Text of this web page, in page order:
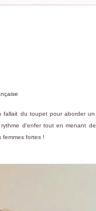
fallait du toupet pour aborder
d'enfer tout en menant
fortes !